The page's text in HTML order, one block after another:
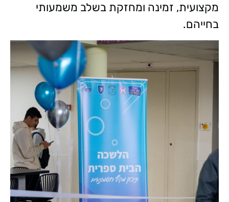
מקצועית, זמינה ומחזקת בשלב משמעותי
בחייהם.